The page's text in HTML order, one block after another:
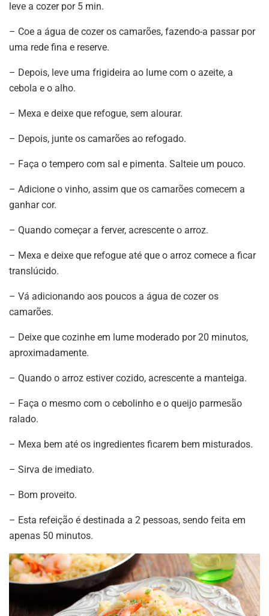
leve a cozer por 5 min.
– Coe a água de cozer os camarões, fazendo-a passar por
uma rede fina e reserve.
– Depois, leve uma frigideira ao lume com o azeite, a
cebola e o alho.
– Mexa e deixe que refogue, sem alourar.
– Depois, junte os camarões ao refogado.
– Faça o tempero com sal e pimenta. Salteie um pouco.
– Adicione o vinho, assim que os camarões comecem a
ganhar cor.
– Quando começar a ferver, acrescente o arroz.
– Mexa e deixe que refogue até que o arroz comece a ficar
translúcido.
– Vá adicionando aos poucos a água de cozer os
camarões.
– Deixe que cozinhe em lume moderado por 20 minutos,
aproximadamente.
– Quando o arroz estiver cozido, acrescente a manteiga.
– Faça o mesmo com o cebolinho e o queijo parmesão
ralado.
– Mexa bem até os ingredientes ficarem bem misturados.
– Sirva de imediato.
– Bom proveito.
– Esta refeição é destinada a 2 pessoas, sendo feita em
apenas 50 minutos.